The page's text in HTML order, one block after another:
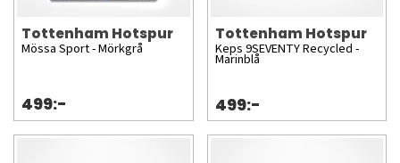
Tottenham Hotspur
Mössa Sport - Mörkgrå
499:-
Tottenham Hotspur
Keps 9SEVENTY Recycled -
Marinblå
499:-